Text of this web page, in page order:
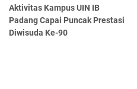
Aktivitas Kampus UIN IB
Padang Capai Puncak Prestasi
Diwisuda Ke-90